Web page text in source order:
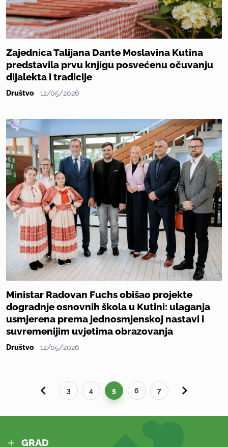
Zajednica Talijana Dante Moslavina Kutina
predstavila prvu knjigu posvećenu očuvanju
dijalekta i tradicije
Društvo 12/05/2026
Ministar Radovan Fuchs obišao projekte
dogradnje osnovnih škola u Kutini: ulaganja
usmjerena prema jednosmjenskoj nastavi i
suvremenijim uvjetima obrazovanja
Društvo 12/05/2026
3 4 5 6 7
GRAD